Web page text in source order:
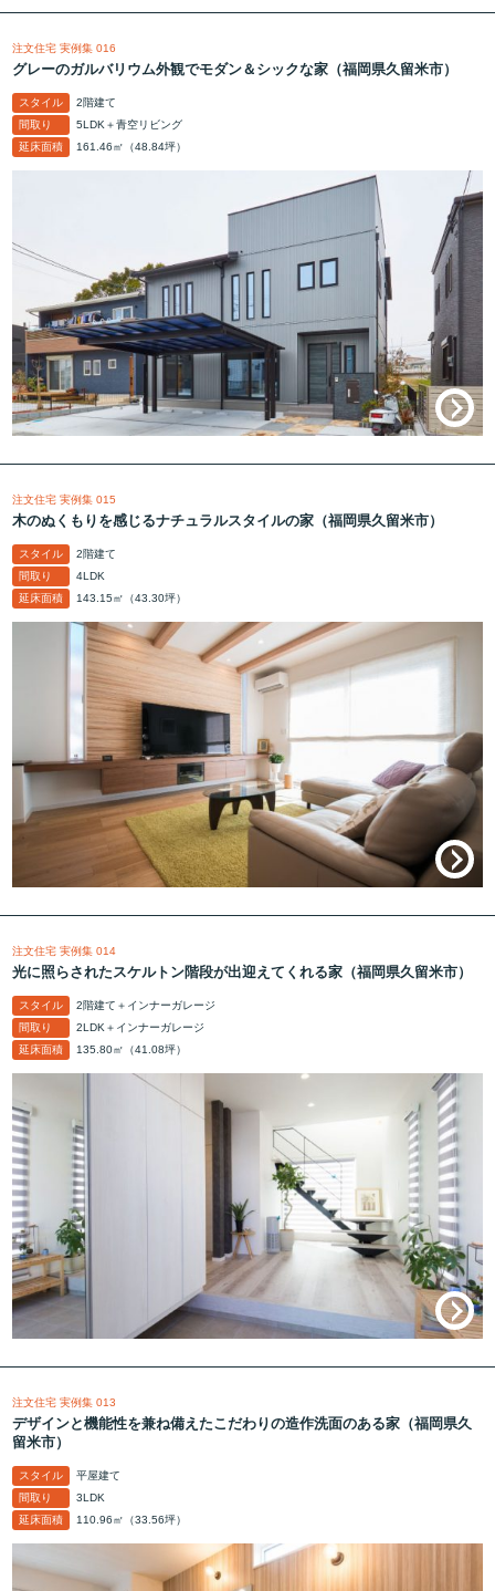
注文住宅 実例集 016
グレーのガルバリウム外観でモダン＆シックな家（福岡県久留米市）
スタイル
2階建て
間取り
5LDK＋青空リビング
延床面積
161.46㎡（48.84坪）
注文住宅 実例集 015
木のぬくもりを感じるナチュラルスタイルの家（福岡県久留米市）
スタイル
2階建て
間取り
4LDK
延床面積
143.15㎡（43.30坪）
注文住宅 実例集 014
光に照らされたスケルトン階段が出迎えてくれる家（福岡県久留米市）
スタイル
2階建て＋インナーガレージ
間取り
2LDK＋インナーガレージ
延床面積
135.80㎡（41.08坪）
注文住宅 実例集 013
デザインと機能性を兼ね備えたこだわりの造作洗面のある家（福岡県久
留米市）
スタイル
平屋建て
間取り
3LDK
延床面積
110.96㎡（33.56坪）